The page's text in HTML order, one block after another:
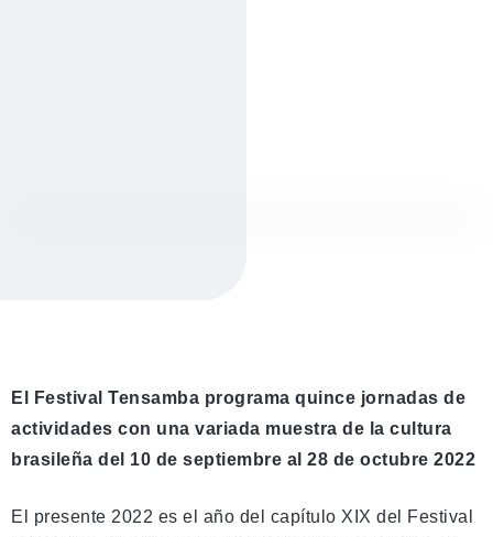
El Festival Tensamba programa quince jornadas de
actividades con una variada muestra de la cultura
brasileña del 10 de septiembre al 28 de octubre 2022
El presente 2022 es el año del capítulo XIX del Festival